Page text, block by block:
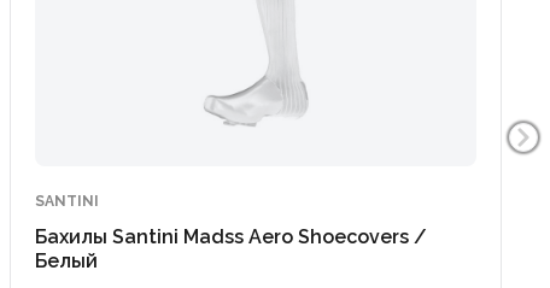
SANTINI
Бахилы Santini Madss Aero Shoecovers /
Белый